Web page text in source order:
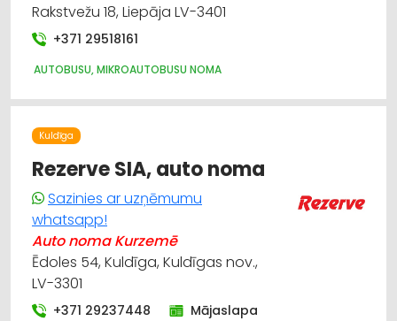
Rakstvežu 18, Liepāja LV-3401
+371 29518161
AUTOBUSU, MIKROAUTOBUSU NOMA
Kuldīga
Rezerve SIA, auto noma
Sazinies ar uzņēmumu
whatsapp!
Auto noma Kurzemē
Ēdoles 54, Kuldīga, Kuldīgas nov.,
LV-3301
+371 29237448 Mājaslapa